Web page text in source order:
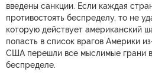
введены санкции. Если каждая
противостоять беспределу, то не
которую действует американский
попасть в список врагов Америки
США перешли все мыслимые грани
беспределе.